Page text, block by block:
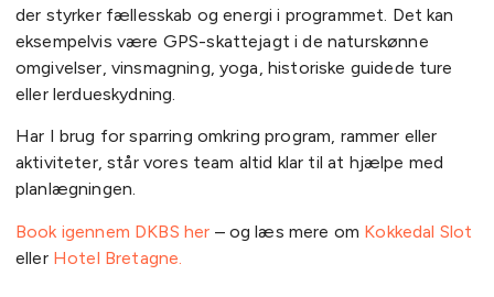
der styrker fællesskab og energi i programmet. Det kan
eksempelvis være GPS-skattejagt i de naturskønne
omgivelser, vinsmagning, yoga, historiske guidede ture
eller lerdueskydning.
Har I brug for sparring omkring program, rammer eller
aktiviteter, står vores team altid klar til at hjælpe med
planlægningen.
Book igennem DKBS her – og læs mere om Kokkedal Slot
eller Hotel Bretagne.